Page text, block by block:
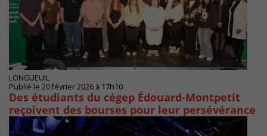
LONGUEUIL
Publié le 20 février 2026 à 17h10
Des étudiants du cégep Édouard-Montpetit
reçoivent des bourses pour leur persévérance